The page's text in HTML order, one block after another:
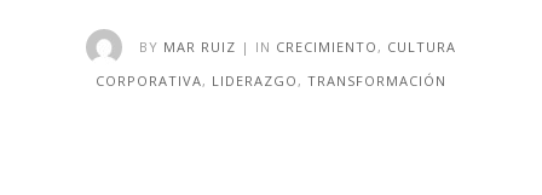
BY MAR RUIZ | IN CRECIMIENTO , CULTURA
CORPORATIVA, LIDERAZGO , TRANSFORMACIÓN